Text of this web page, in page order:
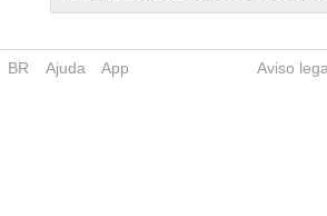
BR Ajuda App Aviso